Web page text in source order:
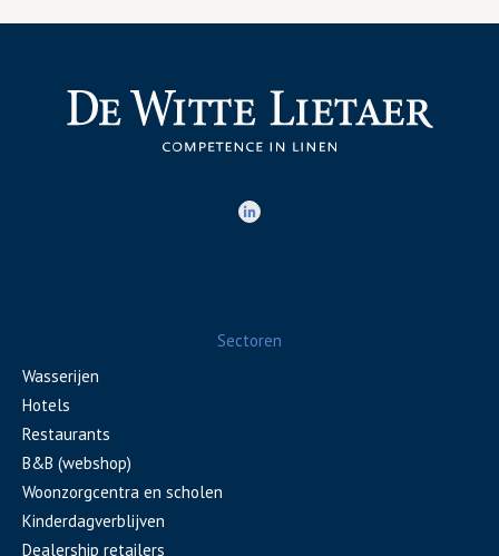
Sectoren
Wasserijen
Hotels
Restaurants
B&B (webshop)
Woonzorgcentra en scholen
Kinderdagverblijven
Dealership retailers